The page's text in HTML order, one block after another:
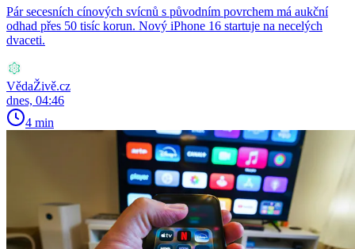
Pár secesních cínových svícnů s původním povrchem má aukční
odhad přes 50 tisíc korun. Nový iPhone 16 startuje na necelých
dvaceti.
VědaŽivě.cz
dnes, 04:46
4 min